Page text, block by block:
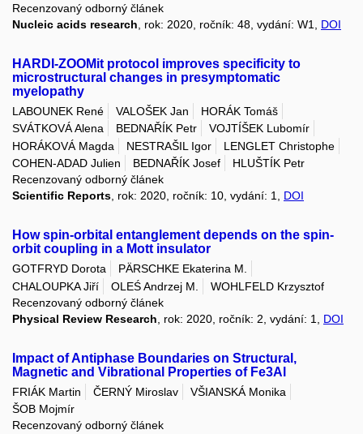
Recenzovaný odborný článek
Nucleic acids research , rok: 2020, ročník: 48, vydání: W1, DOI
HARDI-ZOOMit protocol improves specificity to
microstructural changes in presymptomatic
myelopathy
LABOUNEK René VALOŠEK Jan
HORÁK Tomáš
SVÁTKOVÁ Alena
BEDNAŘÍK Petr
VOJTÍŠEK Lubomír
HORÁKOVÁ Magda
NESTRAŠIL Igor
LENGLET Christophe
COHEN-ADAD Julien
BEDNAŘÍK Josef
HLUŠTÍK Petr
Recenzovaný odborný článek
Scientific Reports , rok: 2020, ročník: 10, vydání: 1, DOI
How spin-orbital entanglement depends on the spin-
orbit coupling in a Mott insulator
GOTFRYD Dorota
PÄRSCHKE Ekaterina M.
CHALOUPKA Jiří
OLEŚ Andrzej M.
WOHLFELD Krzysztof
Recenzovaný odborný článek
Physical Review Research , rok: 2020, ročník: 2, vydání: 1, DOI
Impact of Antiphase Boundaries on Structural,
Magnetic and Vibrational Properties of Fe3Al
FRIÁK Martin ČERNÝ Miroslav
VŠIANSKÁ Monika
ŠOB Mojmír
Recenzovaný odborný článek